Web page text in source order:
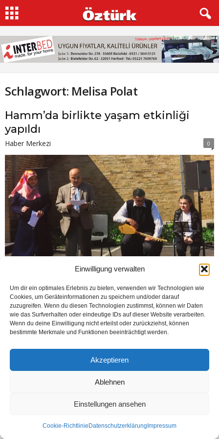
Einwilligung verwalten
Um dir ein optimales Erlebnis zu bieten, verwenden wir Technologien wie
Cookies, um Geräteinformationen zu speichern und/oder darauf
zuzugreifen. Wenn du diesen Technologien zustimmst, können wir Daten
wie das Surfverhalten oder eindeutige IDs auf dieser Website verarbeiten.
Wenn du deine Einwilligung nicht erteilst oder zurückziehst, können
bestimmte Merkmale und Funktionen beeinträchtigt werden.
Akzeptieren
Ablehnen
Einstellungen ansehen
Cookie-Richtlinie Datenschutzerklärung Impressum
Schlagwort: Melisa Polat
Hamm’da birlikte yaşam etkinliği
yapıldı
Haber Merkezi 0
HAMM (Öztürk) Hamm’da Engelli vatandaşlar yararına birlikte yaşam etkinliği
düzenlendi. Açılışını Hamm Engelliler Derneği Başkanı İsa Topak’ın yaptığı
etkinlikte, her kesimden vatandaşlar bir araya geldi....
Weiterlesen
Datenschutzerklärung